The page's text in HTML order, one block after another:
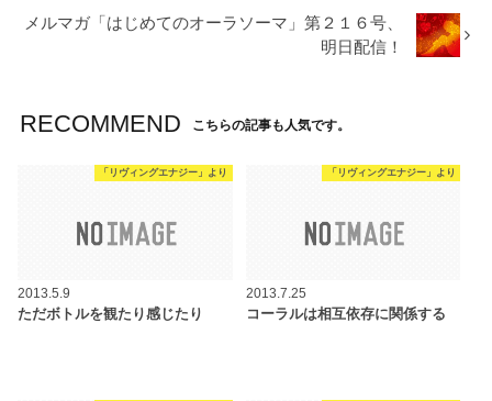
メルマガ「はじめてのオーラソーマ」第２１６号、
明日配信！
RECOMMEND こちらの記事も人気です。
「リヴィングエナジー」より
2013.5.9
ただボトルを観たり感じたり
「リヴィングエナジー」より
2013.7.25
コーラルは相互依存に関係する